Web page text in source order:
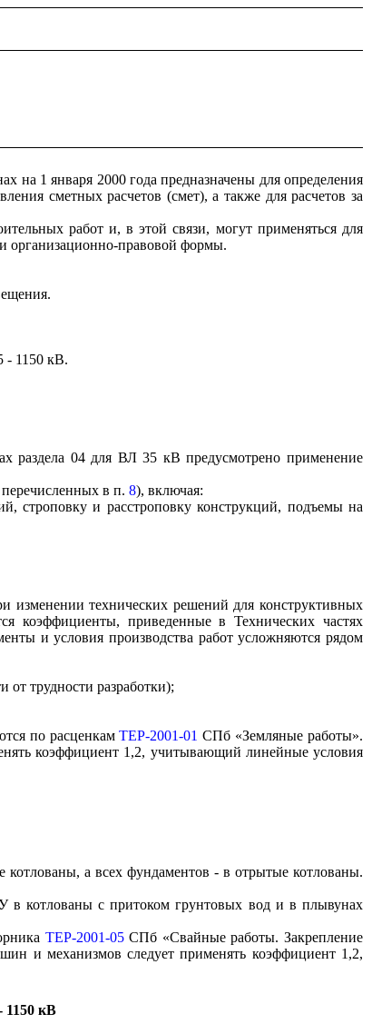
на 1 января 2000 года предназначены для определения
сметных расчетов (смет), а также для расчетов за
работ и, в этой связи, могут применяться для
организационно-правовой формы.
- 1150 кВ.
раздела 04 для ВЛ 35 кВ предусмотрено применение
в п. 8), включая:
строповку и расстроповку конструкций, подъемы на
изменении технических решений для конструктивных
коэффициенты, приведенные в Технических частях
и условия производства работ усложняются рядом
от трудности разработки);
по расценкамТЕР-2001-01 СПб «Земляные работы».
коэффициент 1,2, учитывающий линейные условия
а всех фундаментов - в отрытые котлованы.
в котлованы с притоком грунтовых вод и в плывунах
ТЕР-2001-05СПб «Свайные работы. Закрепление
и механизмов следует применять коэффициент 1,2,
кВ